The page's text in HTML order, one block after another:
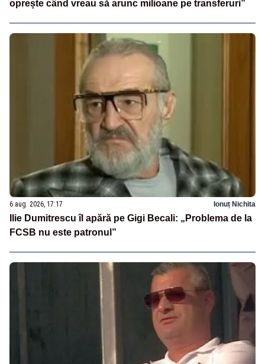
oprește când vreau să arunc milioane pe transferuri”
6 aug. 2026, 17:17 Ionuț Nichita
Ilie Dumitrescu îl apără pe Gigi Becali: „Problema de la
FCSB nu este patronul”